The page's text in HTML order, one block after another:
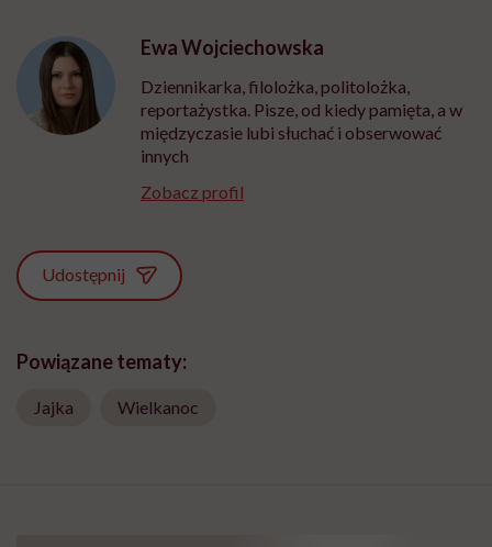
Ewa Wojciechowska
Dziennikarka, filolożka, politolożka,
reportażystka. Pisze, od kiedy pamięta, a w
międzyczasie lubi słuchać i obserwować
innych
Zobacz profil
Udostępnij
Powiązane tematy:
Jajka Wielkanoc